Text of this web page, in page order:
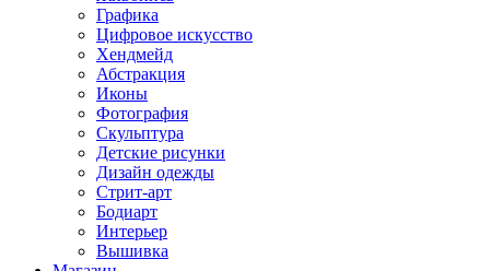
Графика
Цифровое искусство
Хендмейд
Абстракция
Иконы
Фотография
Скульптура
Детские рисунки
Дизайн одежды
Стрит-арт
Бодиарт
Интерьер
Вышивка